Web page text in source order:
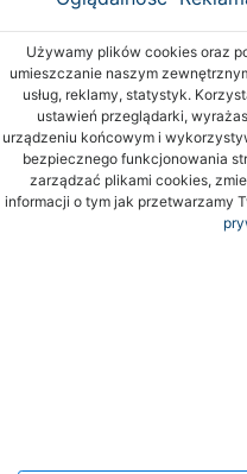
Używamy plików cookies oraz
umieszczanie naszym
usług, reklamy, statystyk.
ustawień przeglądarki,
urządzeniu końcowym i
bezpiecznego funkcjonowania
zarządzać plikami cookies,
informacji o tym jak przetwarzamy